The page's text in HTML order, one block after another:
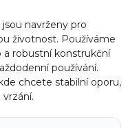
jsou navrženy pro
životnost. Používáme
robustní konstrukční
používání.
chcete stabilní oporu,